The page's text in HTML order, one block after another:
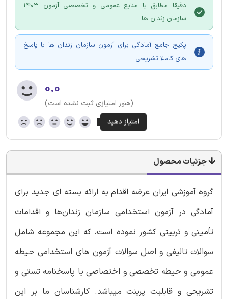
دقیقا مطابق با منابع عمومی و تخصصی آزمون 1403
سازمان زندان ها
پکیج جامع آمادگی برای آزمون سازمان زندان ها با پاسخ
های کاملا تشریحی
۰.۰
(هنوز امتیازی ثبت نشده است)
جزئیات محصول
گروه آموزشی ایران عرضه اقدام به ارائه بسته ای جدید برای
آمادگی در آزمون استخدامی سازمان زندان‌ها و اقدامات
تأمینی و تربیتی کشور نموده است، که این مجموعه شامل
سوالات تالیفی و اصل سوالات آزمون های استخدامی حیطه
عمومی و حیطه تخصصی و اختصاصی با پاسخنامه تستی و
تشریحی و قابلیت پرینت میباشد. کارشناسان ما بر این